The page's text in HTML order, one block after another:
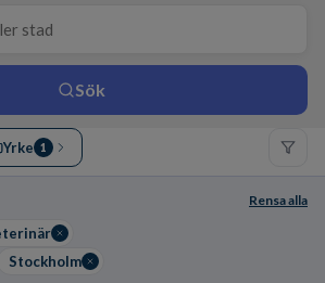
Sök
Yrke 1
Rensa alla
Stockholm